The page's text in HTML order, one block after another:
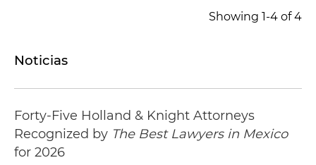
Showing 1-4 of 4
Noticias
Forty-Five Holland & Knight Attorneys
Recognized by The Best Lawyers in Mexico
for 2026